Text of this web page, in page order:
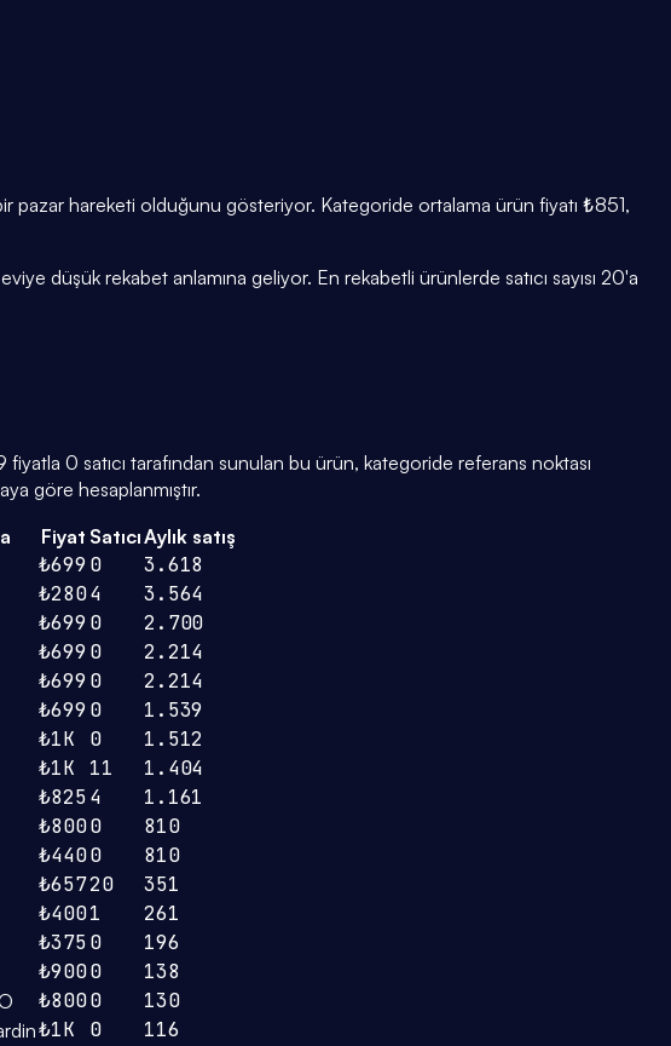
pazar hareketi olduğunu gösteriyor. Kategoride ortalama ürün fiyatı ₺851,
düşük rekabet anlamına geliyor. En rekabetli ürünlerde satıcı sayısı 20'a
0 satıcı tarafından sunulan bu ürün, kategoride referans noktası
göre hesaplanmıştır.
Fiyat SatıcıAylık satış
₺699 0
3.618
₺2804
3.564
₺699 0
2.700
₺699 0
2.214
₺699 0
2.214
₺699 0
1.539
₺1K 0
1.512
₺1K 11
1.404
₺8254
1.161
₺8000
810
₺4400
810
₺65720
351
₺4001
261
₺3750
196
₺9000
138
₺8000
130
₺1K 0
116